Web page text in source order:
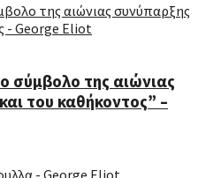
σύμβολο της αιώνιας
του καθήκοντος” –